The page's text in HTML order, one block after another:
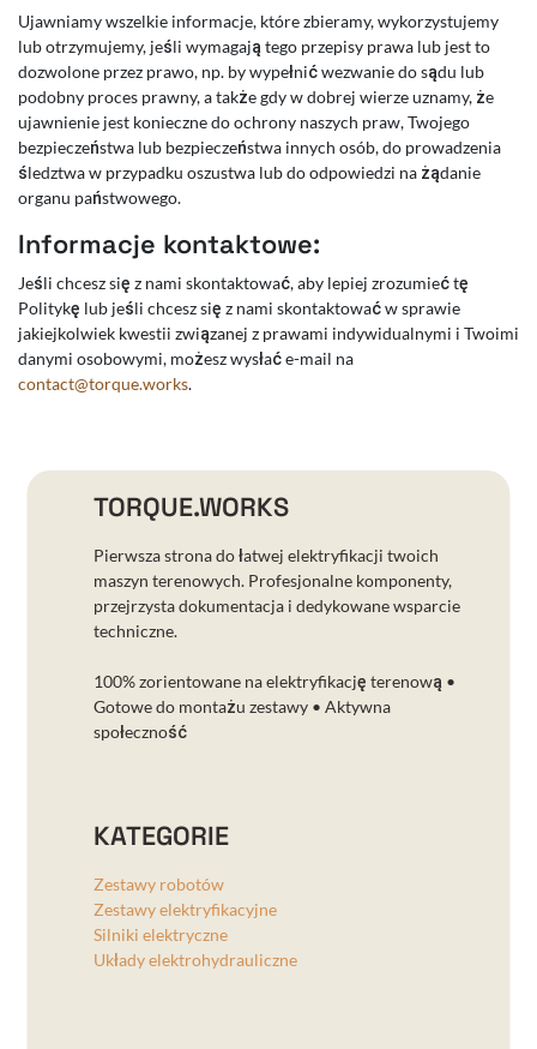
Ujawniamy wszelkie informacje, które zbieramy, wykorzystujemy
lub otrzymujemy, jeśli wymagają tego przepisy prawa lub jest to
dozwolone przez prawo, np. by wypełnić wezwanie do sądu lub
podobny proces prawny, a także gdy w dobrej wierze uznamy, że
ujawnienie jest konieczne do ochrony naszych praw, Twojego
bezpieczeństwa lub bezpieczeństwa innych osób, do prowadzenia
śledztwa w przypadku oszustwa lub do odpowiedzi na żądanie
organu państwowego.
Informacje kontaktowe:
Jeśli chcesz się z nami skontaktować, aby lepiej zrozumieć tę
Politykę lub jeśli chcesz się z nami skontaktować w sprawie
jakiejkolwiek kwestii związanej z prawami indywidualnymi i Twoimi
danymi osobowymi, możesz wysłać e-mail na
contact@torque.works.
TORQUE.WORKS
Pierwsza strona do łatwej elektryfikacji twoich
maszyn terenowych. Profesjonalne komponenty,
przejrzysta dokumentacja i dedykowane wsparcie
techniczne.
100% zorientowane na elektryfikację terenową •
Gotowe do montażu zestawy • Aktywna
społeczność
KATEGORIE
Zestawy robotów
Zestawy elektryfikacyjne
Silniki elektryczne
Układy elektrohydrauliczne